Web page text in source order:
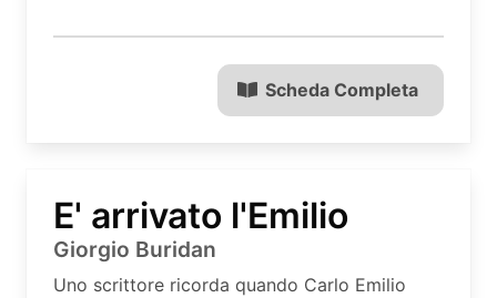
Scheda Completa
E' arrivato l'Emilio
Giorgio Buridan
Uno scrittore ricorda quando Carlo Emilio